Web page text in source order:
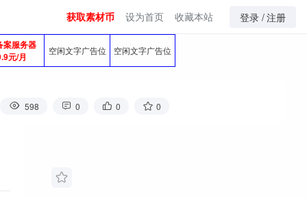
获取素材币 设为首页 收藏本站 登录 /注册
案服务器
元/月
空闲文字广告位 空闲文字广告位
598 0 0 0